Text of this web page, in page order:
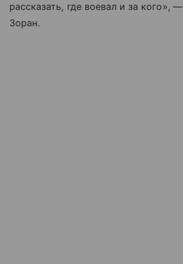
рассказать, где воевал и за кого», —
Зоран.